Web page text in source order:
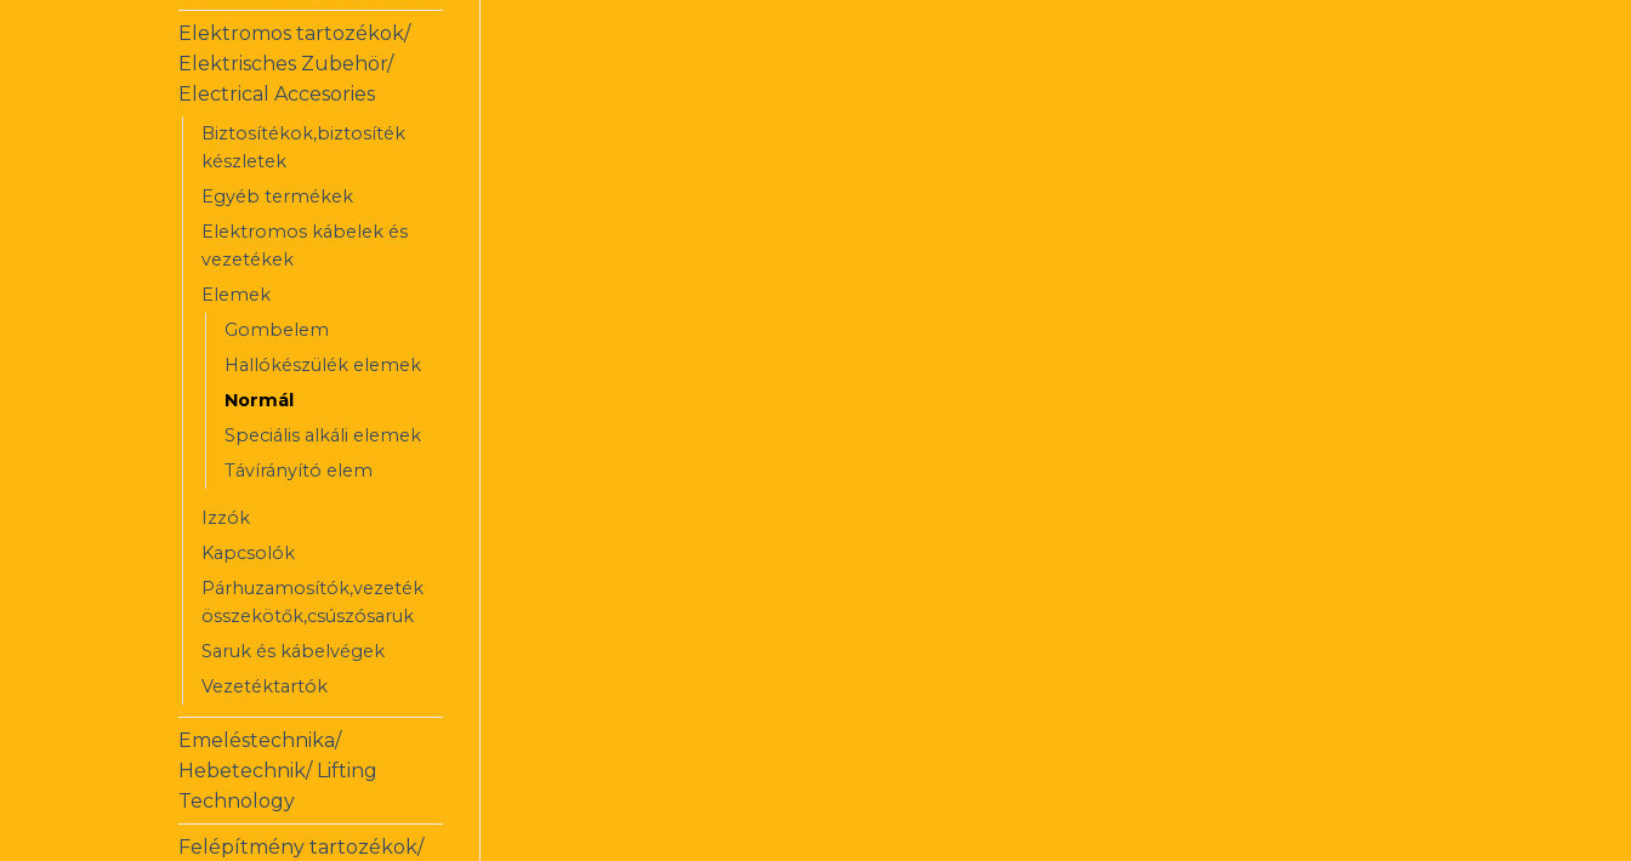
Elektromos tartozékok/
Elektrisches Zubehör/
Electrical Accesories
Biztosítékok,biztosíték
készletek
Egyéb termékek
Elektromos kábelek és
vezetékek
Elemek
Gombelem
Hallókészülék elemek
Normál
Speciális alkáli elemek
Távírányító elem
Izzók
Kapcsolók
Párhuzamosítók,vezeték
összekötők,csúszósaruk
Saruk és kábelvégek
Vezetéktartók
Emeléstechnika/
Hebetechnik/ Lifting
Technology
Felépítmény tartozékok/